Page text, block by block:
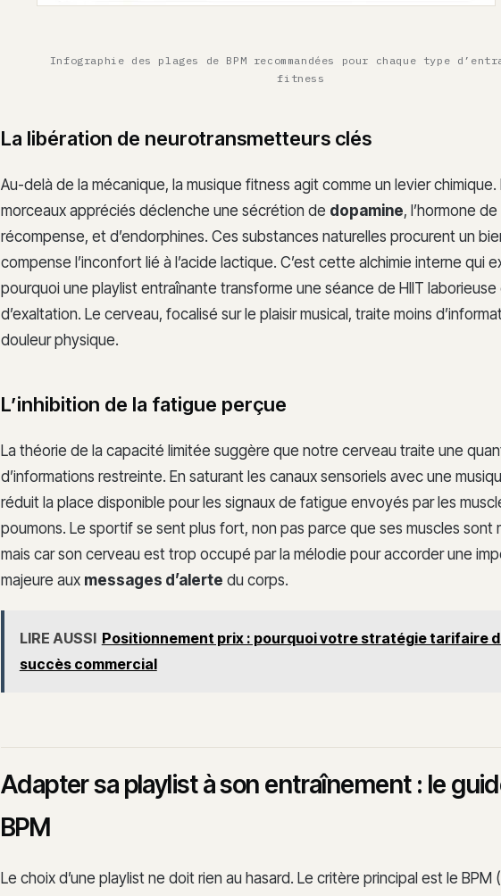
Infographie des plages de BPM recommandées pour chaque type
fitness
La libération de neurotransmetteurs clés
Au-delà de la mécanique, la musique fitness agit comme un levier chimique.
morceaux appréciés déclenche une sécrétion de dopamine, l’hormone de
récompense, et d’endorphines. Ces substances naturelles procurent un
compense l’inconfort lié à l’acide lactique. C’est cette alchimie interne qui
pourquoi une playlist entraînante transforme une séance de HIIT laborieuse
d’exaltation. Le cerveau, focalisé sur le plaisir musical, traite moins
douleur physique.
L’inhibition de la fatigue perçue
La théorie de la capacité limitée suggère que notre cerveau traite une
d’informations restreinte. En saturant les canaux sensoriels avec une
réduit la place disponible pour les signaux de fatigue envoyés par les
poumons. Le sportif se sent plus fort, non pas parce que ses muscles sont
mais car son cerveau est trop occupé par la mélodie pour accorder une
majeure aux messages d’alerte du corps.
LIRE AUSSI Positionnement prix : pourquoi votre stratégie tarifaire
succès commercial
Adapter sa playlist à son entraînement : le
BPM
Le choix d’une playlist ne doit rien au hasard. Le critère principal est le BPM